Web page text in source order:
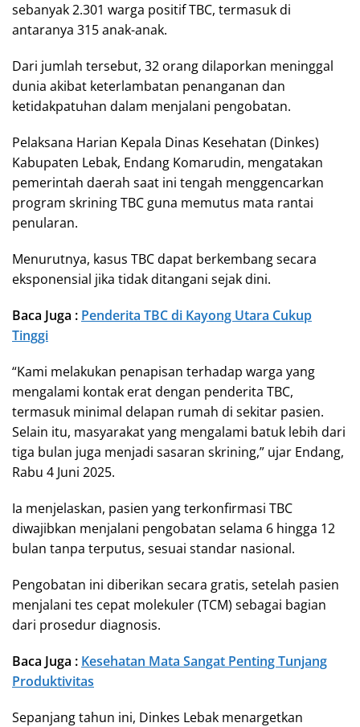
sebanyak 2.301 warga positif TBC, termasuk di
antaranya 315 anak-anak.
Dari jumlah tersebut, 32 orang dilaporkan meninggal
dunia akibat keterlambatan penanganan dan
ketidakpatuhan dalam menjalani pengobatan.
Pelaksana Harian Kepala Dinas Kesehatan (Dinkes)
Kabupaten Lebak, Endang Komarudin, mengatakan
pemerintah daerah saat ini tengah menggencarkan
program skrining TBC guna memutus mata rantai
penularan.
Menurutnya, kasus TBC dapat berkembang secara
eksponensial jika tidak ditangani sejak dini.
Baca Juga : Penderita TBC di Kayong Utara Cukup
Tinggi
“Kami melakukan penapisan terhadap warga yang
mengalami kontak erat dengan penderita TBC,
termasuk minimal delapan rumah di sekitar pasien.
Selain itu, masyarakat yang mengalami batuk lebih dari
tiga bulan juga menjadi sasaran skrining,” ujar Endang,
Rabu 4 Juni 2025.
Ia menjelaskan, pasien yang terkonfirmasi TBC
diwajibkan menjalani pengobatan selama 6 hingga 12
bulan tanpa terputus, sesuai standar nasional.
Pengobatan ini diberikan secara gratis, setelah pasien
menjalani tes cepat molekuler (TCM) sebagai bagian
dari prosedur diagnosis.
Baca Juga : Kesehatan Mata Sangat Penting Tunjang
Produktivitas
Sepanjang tahun ini, Dinkes Lebak menargetkan